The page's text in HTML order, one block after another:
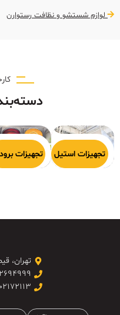
لوازم شستشو و نظافت رستوارن
پخت
تجهیزات استیل
تجهیزات
تهران،
۰۲۱۷۲۱۱۳